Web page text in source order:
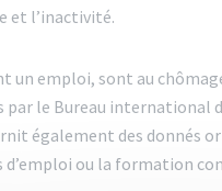
et l’inactivité.
un emploi, sont au
le Bureau international
également des donnés
d’emploi ou la formation